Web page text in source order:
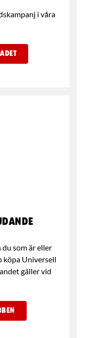
i våra
som är eller
köpa Universell
gäller vid